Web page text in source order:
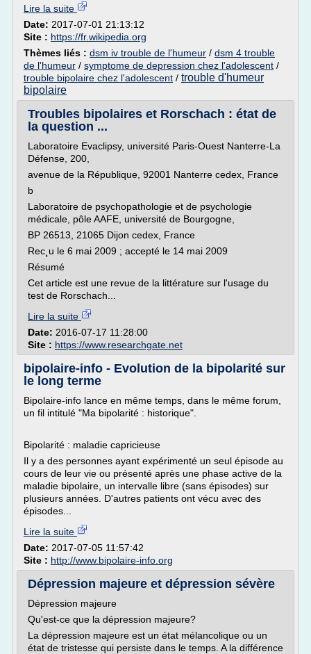
Lire la suite
Date: 2017-07-01 21:13:12
Site : https://fr.wikipedia.org
Thèmes liés : dsm iv trouble de l'humeur / dsm 4 trouble
de l'humeur / symptome de depression chez l'adolescent /
trouble bipolaire chez l'adolescent / trouble d'humeur
bipolaire
Troubles bipolaires et Rorschach : état de
la question ...
Laboratoire Evaclipsy, université Paris-Ouest Nanterre-La
Défense, 200,
avenue de la République, 92001 Nanterre cedex, France
b
Laboratoire de psychopathologie et de psychologie
médicale, pôle AAFE, université de Bourgogne,
BP 26513, 21065 Dijon cedex, France
Rec¸u le 6 mai 2009 ; accepté le 14 mai 2009
Résumé
Cet article est une revue de la littérature sur l'usage du
test de Rorschach...
Lire la suite
Date: 2016-07-17 11:28:00
Site : https://www.researchgate.net
bipolaire-info - Evolution de la bipolarité sur
le long terme
Bipolaire-info lance en même temps, dans le même forum,
un fil intitulé "Ma bipolarité : historique".
Bipolarité : maladie capricieuse
Il y a des personnes ayant expérimenté un seul épisode au
cours de leur vie ou présenté après une phase active de la
maladie bipolaire, un intervalle libre (sans épisodes) sur
plusieurs années. D'autres patients ont vécu avec des
épisodes...
Lire la suite
Date: 2017-07-05 11:57:42
Site : http://www.bipolaire-info.org
Dépression majeure et dépression sévère
Dépression majeure
Qu'est-ce que la dépression majeure?
La dépression majeure est un état mélancolique ou un
état de tristesse qui persiste dans le temps. A la différence